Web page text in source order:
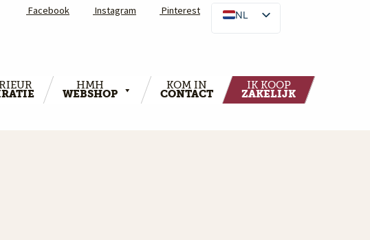
Facebook Instagram Pinterest NL
HMH
WEBSHOP
KOM IN
CONTACT
IK KOOP
ZAKELIJK